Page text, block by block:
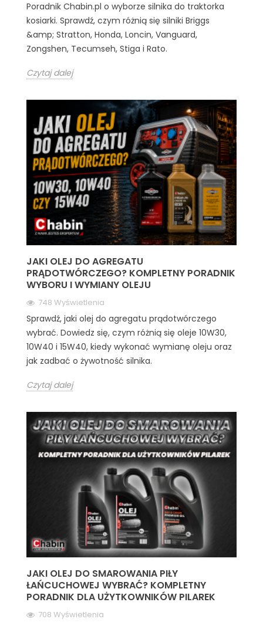
Poradnik Chabin.pl o wyborze silnika do traktorka
kosiarki. Sprawdź, czym różnią się silniki Briggs
&amp; Stratton, Honda, Loncin, Vanguard,
Zongshen, Tecumseh, Stiga i Rato.
Czytaj dalej
JAKI OLEJ DO AGREGATU
PRĄDOTWÓRCZEGO? KOMPLETNY PORADNIK
WYBORU I WYMIANY OLEJU
748 Wyświetlenia
Sprawdź, jaki olej do agregatu prądotwórczego
wybrać. Dowiedz się, czym różnią się oleje 10W30,
10W40 i 15W40, kiedy wykonać wymianę oleju oraz
jak zadbać o żywotność silnika.
Czytaj dalej
JAKI OLEJ DO SMAROWANIA PIŁY
ŁAŃCUCHOWEJ WYBRAĆ? KOMPLETNY
PORADNIK DLA UŻYTKOWNIKÓW PILAREK
708 Wyświetlenia